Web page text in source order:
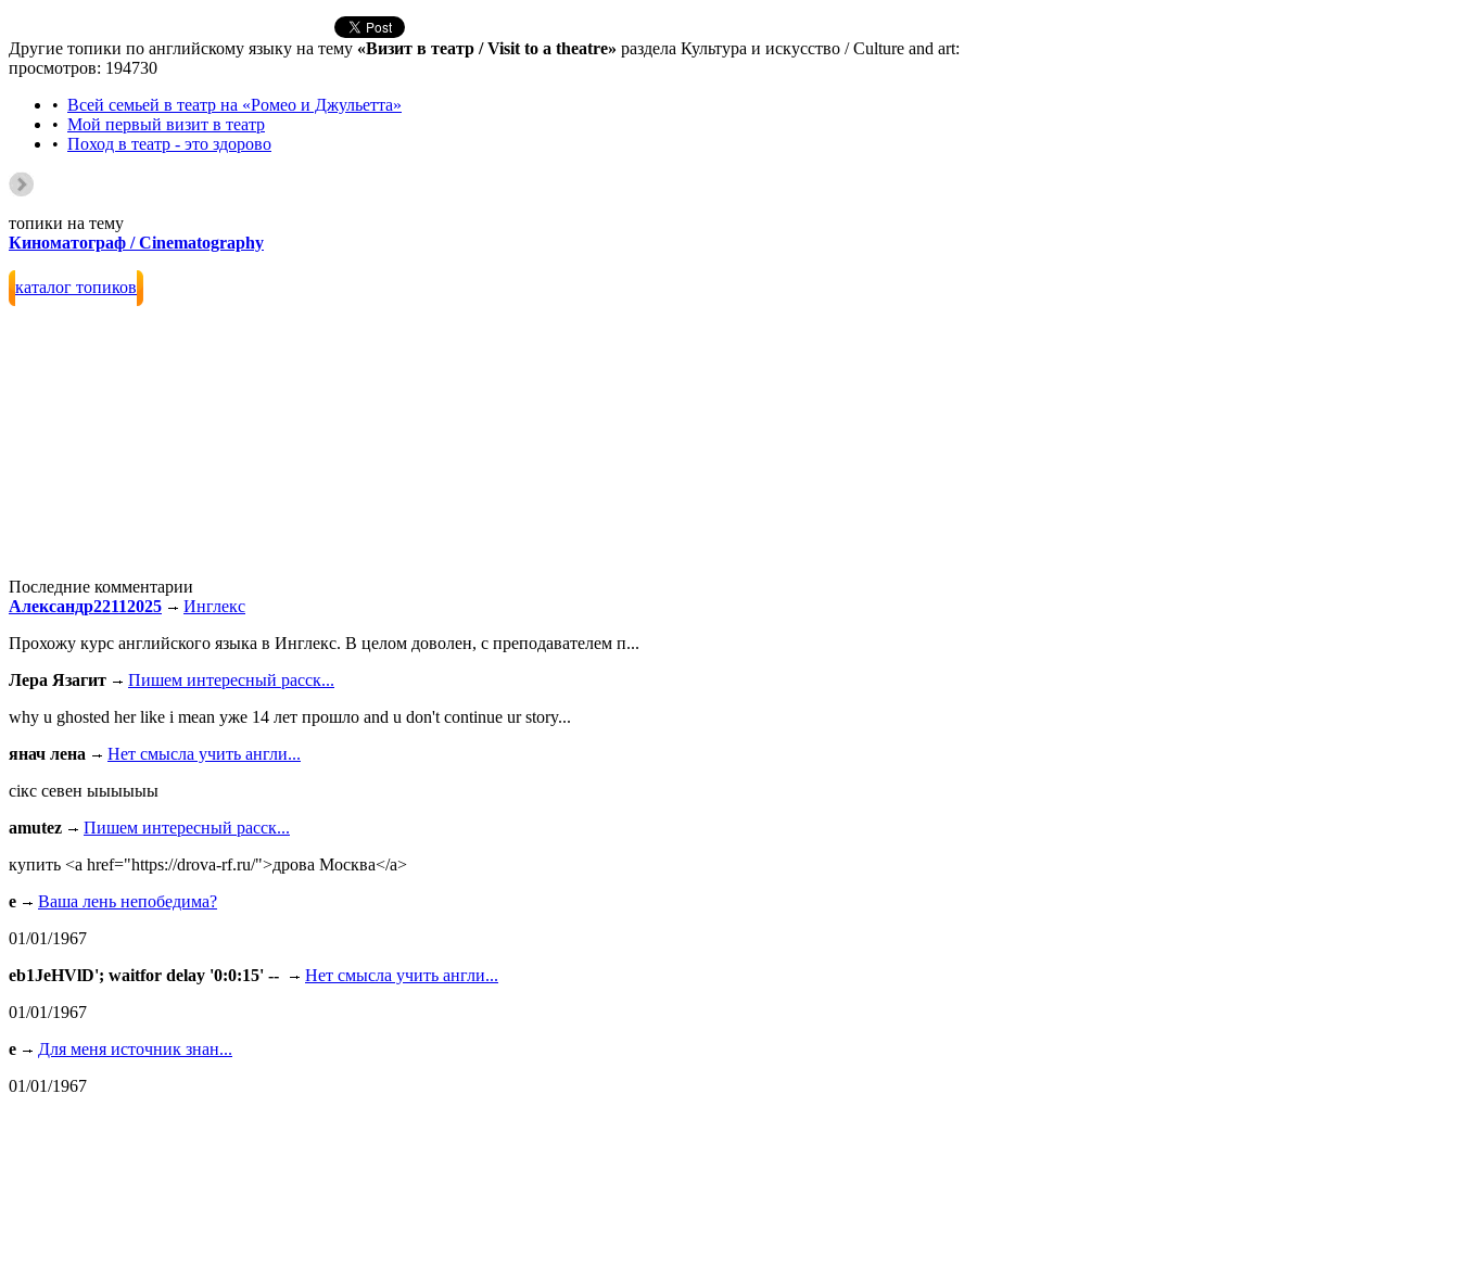
Другие топики по английскому языку на тему «Визит в театр / Visit to a theatre» раздела Культура и искусство / Culture and art:
просмотров: 194730
• Всей семьей в театр на «Ромео и Джульетта»
• Мой первый визит в театр
• Поход в театр - это здорово
топики на тему
Киноматограф / Cinematography
каталог топиков
Последние комментарии
Александр22112025
Инглекс
Прохожу курс английского языка в Инглекс. В целом доволен, с преподавателем п...
Лера Язагит
Пишем интересный расск...
why u ghosted her like i mean уже 14 лет прошло and u don't continue ur story...
янач лена
Нет смысла учить англи...
сiкс севен ыыыыыы
amutez
Пишем интересный расск...
купить <a href="https://drova-rf.ru/">дрова Москва</a>
e
Ваша лень непобедима?
01/01/1967
eb1JeHVlD'; waitfor delay '0:0:15' --
Нет смысла учить англи...
01/01/1967
e
Для меня источник знан...
01/01/1967